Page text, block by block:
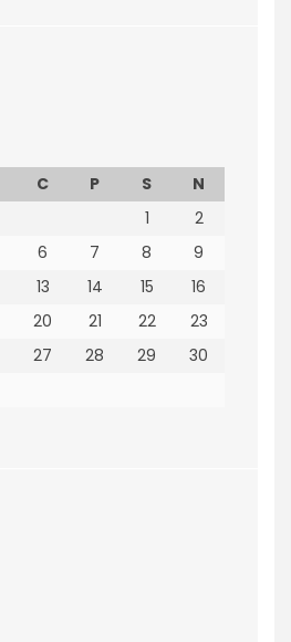
C P S
N
1
2
6 7 8
9
13 14 15
16
20 21 22
23
27 28 29
30